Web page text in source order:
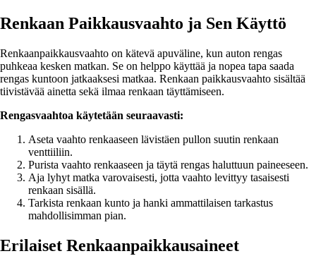
Renkaan Paikkausvaahto ja Sen Käyttö
Renkaanpaikkausvaahto on kätevä apuväline, kun auton rengas
puhkeaa kesken matkan. Se on helppo käyttää ja nopea tapa saada
rengas kuntoon jatkaaksesi matkaa. Renkaan paikkausvaahto sisältää
tiivistävää ainetta sekä ilmaa renkaan täyttämiseen.
Rengasvaahtoa käytetään seuraavasti:
Aseta vaahto renkaaseen lävistäen pullon suutin renkaan
venttiiliin.
Purista vaahto renkaaseen ja täytä rengas haluttuun paineeseen.
Aja lyhyt matka varovaisesti, jotta vaahto levittyy tasaisesti
renkaan sisällä.
Tarkista renkaan kunto ja hanki ammattilaisen tarkastus
mahdollisimman pian.
Erilaiset Renkaanpaikkausaineet